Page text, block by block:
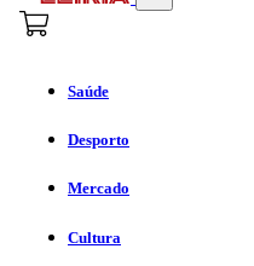
Saúde
Desporto
Mercado
Cultura